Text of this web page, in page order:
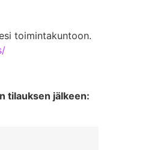
toimintakuntoon.
tilauksen jälkeen: